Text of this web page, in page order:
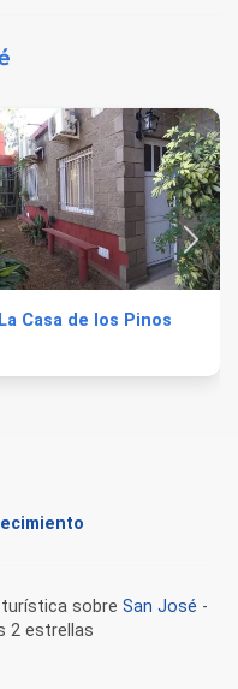
La Casa de los Pinos
sobre San José -
2 estrellas